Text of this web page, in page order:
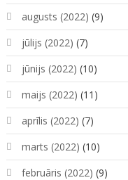
augusts (2022) (9)
jūlijs (2022) (7)
jūnijs (2022) (10)
maijs (2022) (11)
aprīlis (2022) (7)
marts (2022) (10)
februāris (2022) (9)